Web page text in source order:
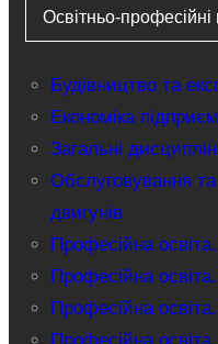
Освітньо-
Будівництво та
Економіка
Загальні
Обслуговування та
двигунів
Професійна
Професійна
Професійна